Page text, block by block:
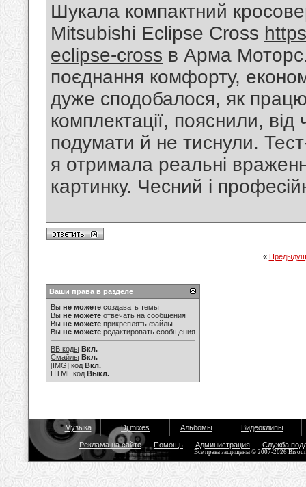
Шукала компактний
Mitsubishi Eclipse Cross
eclipse-cross в Арма
поєднання комфорту,
дуже сподобалося, як
комплектації, пояснили,
подумати й не тиснули.
я отримала реальні
картинку. Чесний і
«
Ваши права в разделе
Вы не можете создавать темы
Вы не можете отвечать на сообщения
Вы не можете прикреплять файлы
Вы не можете редактировать сообщения
BB коды Вкл.
Смайлы Вкл.
[IMG] код Вкл.
HTML код Выкл.
Музыка Dj mixes Альбомы Видеоклипы
Реклама на сайте Помощь Администрация Служба
Все права защищены © 2007-2026